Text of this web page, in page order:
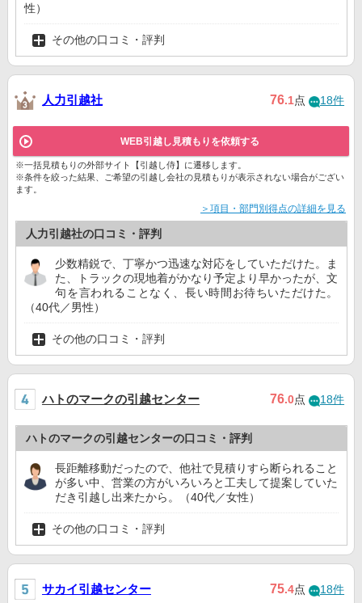
性）
その他の口コミ・評判
人力引越社 76.1点 18件
WEB引越し見積もりを依頼する
※一括見積もりの外部サイト【引越し侍】に遷移します。
※条件を絞った結果、ご希望の引越し会社の見積もりが表示されない場合がござい
ます。
＞項目・部門別得点の詳細を見る
人力引越社の口コミ・評判
少数精鋭で、丁寧かつ迅速な対応をしていただけた。ま
た、トラックの現地着がかなり予定より早かったが、文
句を言われることなく、長い時間お待ちいただけた。
（40代／男性）
その他の口コミ・評判
ハトのマークの引越センター 76.0点 18件
ハトのマークの引越センターの口コミ・評判
長距離移動だったので、他社で見積りすら断られること
が多い中、営業の方がいろいろと工夫して提案していた
だき引越し出来たから。（40代／女性）
その他の口コミ・評判
サカイ引越センター 75.4点 18件